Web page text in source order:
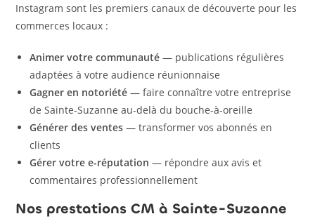
Instagram sont les premiers canaux de découverte pour les
commerces locaux :
Animer votre communauté — publications régulières
adaptées à votre audience réunionnaise
Gagner en notoriété — faire connaître votre entreprise
de Sainte-Suzanne au-delà du bouche-à-oreille
Générer des ventes — transformer vos abonnés en
clients
Gérer votre e-réputation — répondre aux avis et
commentaires professionnellement
Nos prestations CM à Sainte-Suzanne